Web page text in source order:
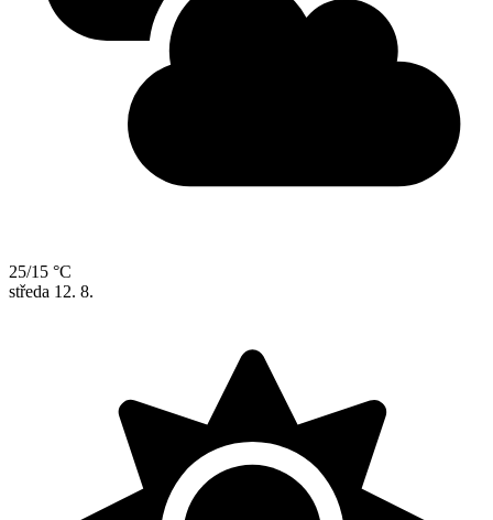
25/15 °C
středa 12. 8.